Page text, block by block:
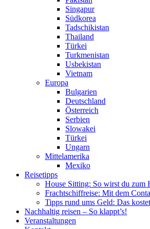
Singapur
Südkorea
Tadschikistan
Thailand
Türkei
Turkmenistan
Usbekistan
Vietnam
Europa
Bulgarien
Deutschland
Österreich
Serbien
Slowakei
Türkei
Ungarn
Mittelamerika
Mexiko
Reisetipps
House Sitting: So wirst du zum
Frachtschiffreise: Mit dem
Tipps rund ums Geld: Das
Nachhaltig reisen – So klappt’s!
Veranstaltungen